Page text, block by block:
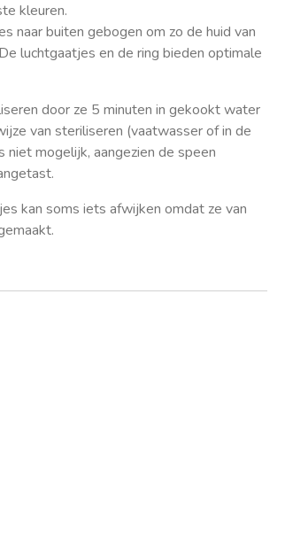
kleuren.
naar buiten gebogen om zo de huid van
luchtgaatjes en de ring bieden optimale
door ze 5 minuten in gekookt water
van steriliseren (vaatwasser of in de
mogelijk, aangezien de speen
kan soms iets afwijken omdat ze van